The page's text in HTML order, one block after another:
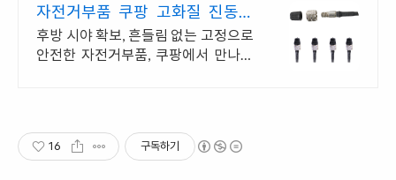
자전거부품 쿠팡 고화질 진동방
지 쾌적하게
후방 시야 확보, 흔들림 없는 고정으로
안전한 자전거부품, 쿠팡에서 만나보
16 구독하기